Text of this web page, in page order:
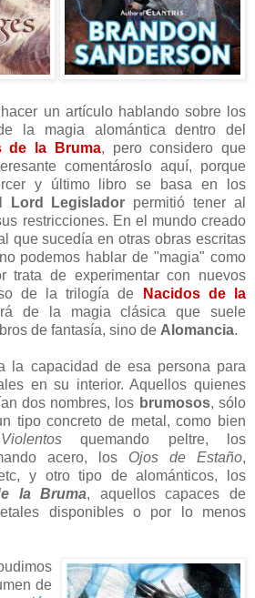
un artículo hablando sobre los
la magia alomántica dentro del
de la Bruma, pero considero que
comentároslo aquí, porque
y último libro se basa en los
Lord Legislador permitió tener al
restricciones. En el mundo creado
que sucedía en otras obras escritas
podemos hablar de "magia" como
trata de experimentar con nuevos
de la trilogía de
Nacidos de la
de la magia clásica que suele
de fantasía, sino de Alomancia.
la capacidad de esa persona para
en su interior. Aquellos quienes
dos nombres, los brumosos, sólo
tipo concreto de metal, como bien
Violentos quemando peltre, los
acero, los Ojos de Estaño,
y otro tipo de alománticos, los
la Bruma, aquellos capaces de
disponibles o por lo menos
de